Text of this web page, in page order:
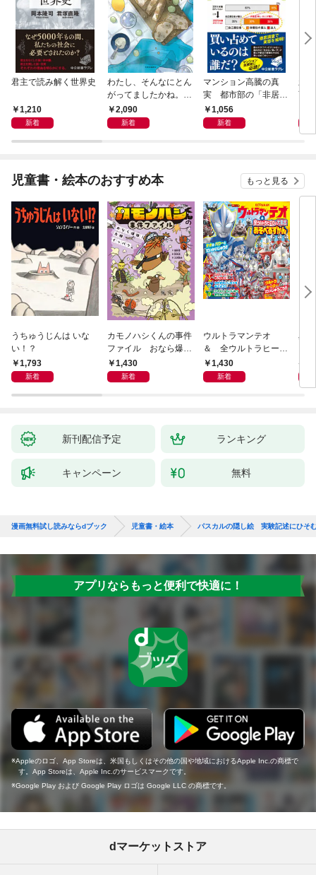
君主で読み解く世界史
1,210
新着
わたし、そんなにとん
がってましたかね。
獅子座、Ａ型、丙午は
めぐる
2,090
新着
マンション高騰の真
実 都市部の「非居住
化」が街を壊す
1,056
新着
新
育
児童書・絵本のおすすめ本 もっと見る
うちゅうじんは いな
い！？
1,793
新着
カモノハシくんの事件
ファイル おなら爆
弾！ 危機イッパツ編
1,430
新着
ウルトラマンテオ
＆ 全ウルトラヒーロ
ー大集合 あそべるず
かん
1,430
新着
星
新刊配信予定 ランキング
キャンペーン 無料
漫画無料試し読みならdブック 児童書・絵本 パスカルの隠し絵 実験記述にひそ
アプリならもっと便利で快適に！
Appleのロゴ、App Storeは、米国もしくはその他の国や地域におけるApple Inc.の商標で
す。App Storeは、Apple Inc.のサービスマークです。
Google Play および Google Play ロゴは Google LLC の商標です。
dマーケットストア